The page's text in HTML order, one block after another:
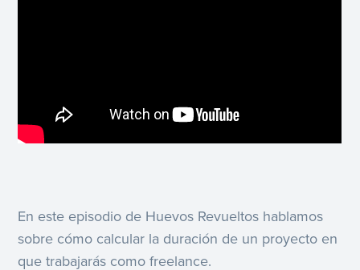
En este episodio de Huevos Revueltos hablamos
sobre cómo calcular la duración de un proyecto en
que trabajarás como freelance.